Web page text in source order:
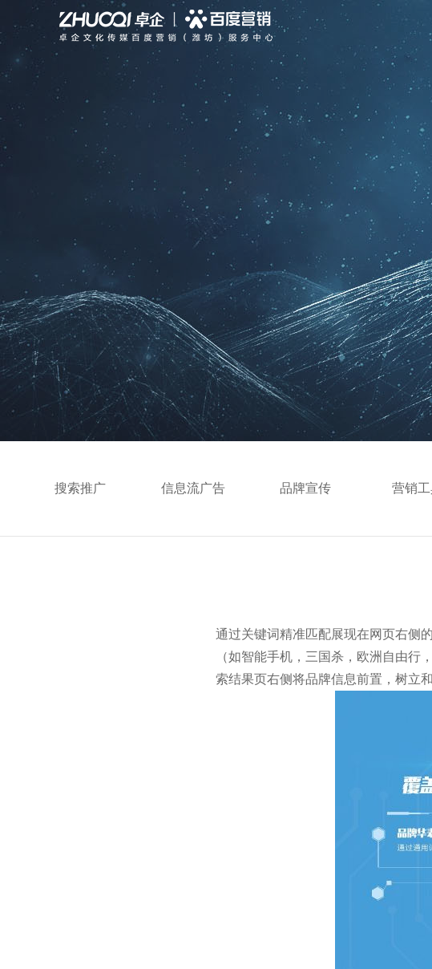
搜索推广 信息流推广 品牌宣传
聚合新品 PC站 GEO优化
智能响应式建站 营销型网站
行业动态 公司新闻 基木鱼平台
公司简介 专业团队 公司大事记
搜索推广 信息流广告 品牌宣传 营销
通过关键词精准匹配展现在网页右侧
（如智能手机，三国杀，欧洲自由行
索结果页右侧将品牌信息前置，树立